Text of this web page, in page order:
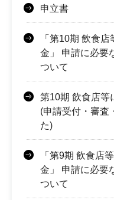
申立書
「第10期 飲食
金」 申請に必要
ついて
第10期 飲食店等
(申請受付・審査
た)
「第9期 飲食店
金」 申請に必要
ついて